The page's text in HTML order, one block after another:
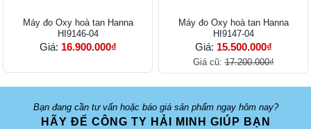
Máy đo Oxy hoà tan Hanna
HI9146-04
Giá: 16.900.000₫
Máy đo Oxy hoà tan Hanna
HI9147-04
Giá: 15.500.000₫
Giá cũ:17.200.000₫
Bạn đang cần tư vấn hoặc báo giá sản phẩm ngay hôm nay?
HÃY ĐỂ CÔNG TY HẢI MINH GIÚP BẠN